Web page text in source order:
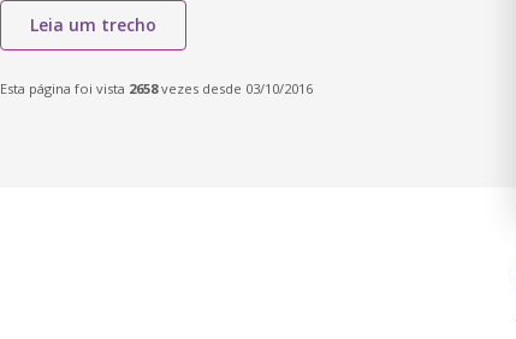
Leia um trecho
Esta página foi vista 2658vezes desde 03/10/2016